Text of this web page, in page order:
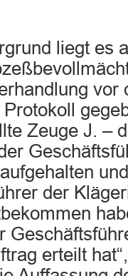
liegt es
vor
Zeuge J. –
der
erteilt